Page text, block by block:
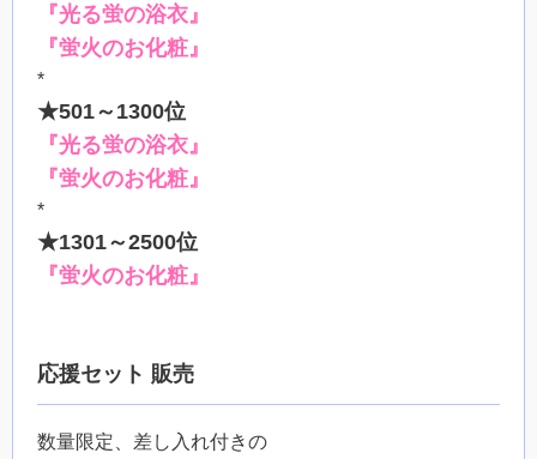
『光る蛍の浴衣』
『蛍火のお化粧』
*
★501～1300位
『光る蛍の浴衣』
『蛍火のお化粧』
*
★1301～2500位
『蛍火のお化粧』
応援セット 販売
数量限定、差し入れ付きの